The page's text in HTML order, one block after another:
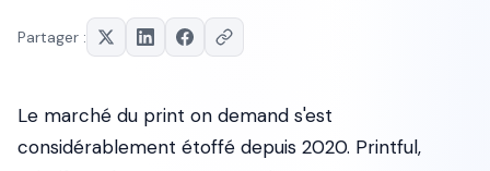
Partager :
Le marché du print on demand s'est
considérablement étoffé depuis 2020. Printful,